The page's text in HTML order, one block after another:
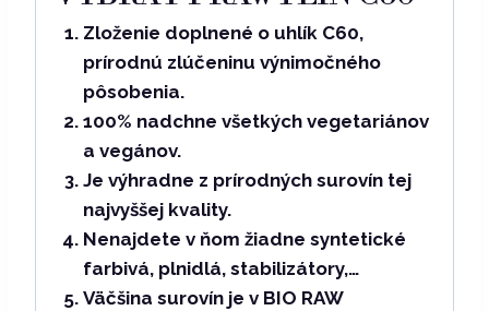
Zloženie doplnené o uhlík C60,
prírodnú zlúčeninu výnimočného
pôsobenia.
100% nadchne všetkých vegetariánov
a vegánov.
Je výhradne z prírodných surovín tej
najvyššej kvality.
Nenajdete v ňom žiadne syntetické
farbivá, plnidlá, stabilizátory,…
Väčšina surovín je v BIO RAW